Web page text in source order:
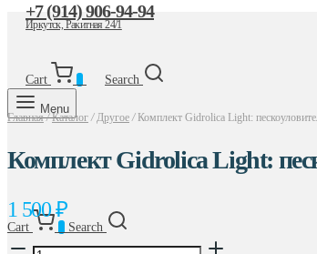
+7 (914) 906-94-94
Иркутск, Ракитная 24/1
Cart Search
Menu
Cart Search
Главная / Каталог / Другое /Комплект Gidrolica Light:
Комплект Gidrolica Light:
1 500₽
Количество